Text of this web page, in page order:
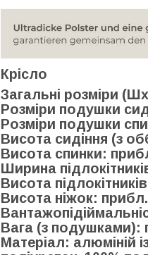
Крісло
Загальні розміри
Розміри подушки
Розміри подушки
Висота сидіння (з
Висота спинки:
Ширина
Висота
Висота ніжок:
Вага (з подушками):
Матеріал: алюміній